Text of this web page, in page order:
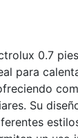
0.7
para
Su